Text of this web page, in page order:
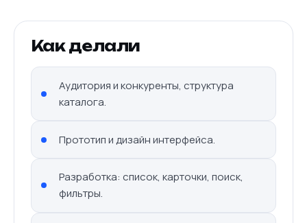
Как делали
Аудитория и конкуренты, структура
каталога.
Прототип и дизайн интерфейса.
Разработка: список, карточки, поиск,
фильтры.